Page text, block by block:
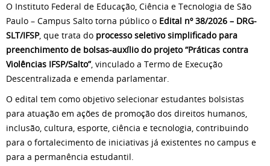
O Instituto Federal de Educação, Ciência e Tecnologia de São
Paulo – Campus Salto torna público o Edital nº 38/2026 – DRG-
SLT/IFSP, que trata do processo seletivo simplificado para
preenchimento de bolsas-auxílio do projeto “Práticas contra
Violências IFSP/Salto”, vinculado a Termo de Execução
Descentralizada e emenda parlamentar.
O edital tem como objetivo selecionar estudantes bolsistas
para atuação em ações de promoção dos direitos humanos,
inclusão, cultura, esporte, ciência e tecnologia, contribuindo
para o fortalecimento de iniciativas já existentes no campus e
para a permanência estudantil.